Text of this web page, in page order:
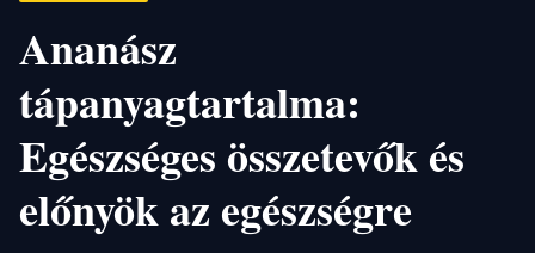
Ananász
tápanyagtartalma:
Egészséges összetevők és
előnyök az egészségre